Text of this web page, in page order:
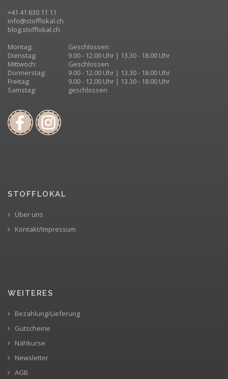
+41 41 630 11 11
info@stofflokal.ch
blog.stofflokal.ch
Montag:
Geschlossen
Dienstag:
9.00 - 12.00 Uhr | 13.30 - 18.00 Uhr
Mittwoch:
Geschlossen
Donnerstag:
9.00 - 12.00 Uhr | 13.30 - 18.00 Uhr
Freitag:
9.00 - 12.00 Uhr | 13.30 - 18.00 Uhr
Samstag:
geschlossen
STOFFLOKAL
Über uns
Kontakt/Impressum
WEITERES
Bezahlung/Lieferung
Gutscheine
Nähkurse
Newsletter
AGB